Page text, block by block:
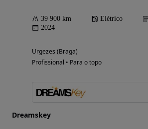
39 900 km Elétrico
2024
Urgezes (Braga)
Profissional • Para o topo
Dreamskey